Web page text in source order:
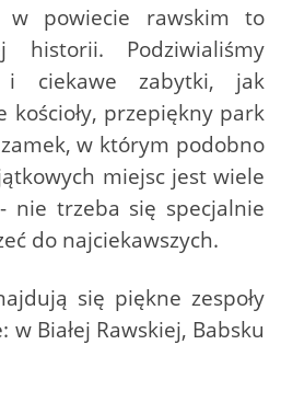
w powiecie rawskim to
Podziwialiśmy
i ciekawe zabytki, jak
kościoły, przepiękny park
w którym podobno
miejsc jest wiele
nie trzeba się specjalnie
do najciekawszych.
się piękne zespoły
w Białej Rawskiej, Babsku